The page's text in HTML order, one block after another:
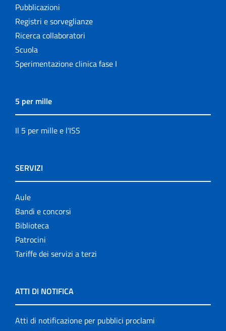
Pubblicazioni
Registri e sorveglianze
Ricerca collaboratori
Scuola
Sperimentazione clinica fase I
5 per mille
Il 5 per mille e l'ISS
SERVIZI
Aule
Bandi e concorsi
Biblioteca
Patrocini
Tariffe dei servizi a terzi
ATTI DI NOTIFICA
Atti di notificazione per pubblici proclami